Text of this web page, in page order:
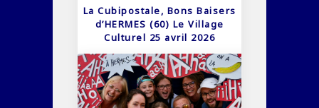
La Cubipostale, Bons Baisers
d’HERMES (60) Le Village
Culturel 25 avril 2026